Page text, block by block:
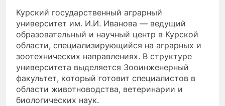
Курский государственный аграрный
университет им. И.И. Иванова — ведущий
образовательный и научный центр в Курской
области, специализирующийся на аграрных и
зоотехнических направлениях. В структуре
университета выделяется Зооинженерный
факультет, который готовит специалистов в
области животноводства, ветеринарии и
биологических наук.